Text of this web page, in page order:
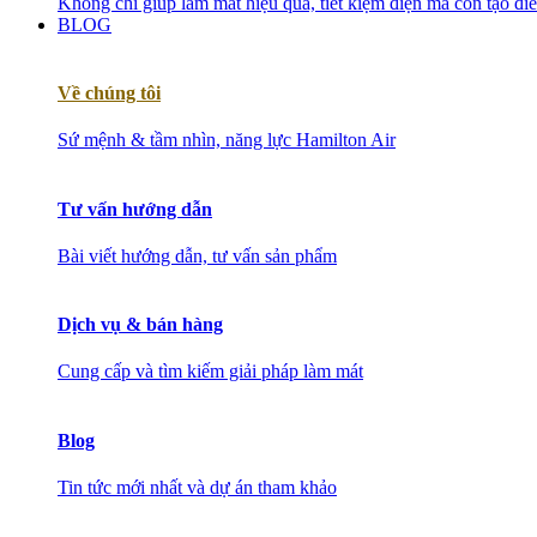
BLOG
Về chúng tôi
Sứ mệnh & tầm nhìn, năng lực Hamilton Air
Tư vấn hướng dẫn
Bài viết hướng dẫn, tư vấn sản phẩm
Dịch vụ & bán hàng
Cung cấp và tìm kiếm giải pháp làm mát
Blog
Tin tức mới nhất và dự án tham khảo